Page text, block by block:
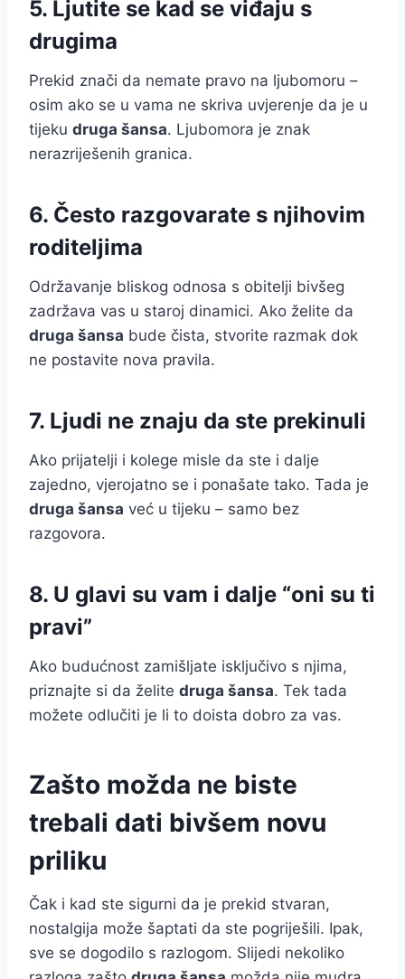
5. Ljutite se kad se viđaju s
drugima
Prekid znači da nemate pravo na ljubomoru –
osim ako se u vama ne skriva uvjerenje da je u
tijeku druga šansa. Ljubomora je znak
nerazriješenih granica.
6. Često razgovarate s njihovim
roditeljima
Održavanje bliskog odnosa s obitelji bivšeg
zadržava vas u staroj dinamici. Ako želite da
druga šansa bude čista, stvorite razmak dok
ne postavite nova pravila.
7. Ljudi ne znaju da ste prekinuli
Ako prijatelji i kolege misle da ste i dalje
zajedno, vjerojatno se i ponašate tako. Tada je
druga šansa već u tijeku – samo bez
razgovora.
8. U glavi su vam i dalje “oni su ti
pravi”
Ako budućnost zamišljate isključivo s njima,
priznajte si da želite druga šansa. Tek tada
možete odlučiti je li to doista dobro za vas.
Zašto možda ne biste
trebali dati bivšem novu
priliku
Čak i kad ste sigurni da je prekid stvaran,
nostalgija može šaptati da ste pogriješili. Ipak,
sve se dogodilo s razlogom. Slijedi nekoliko